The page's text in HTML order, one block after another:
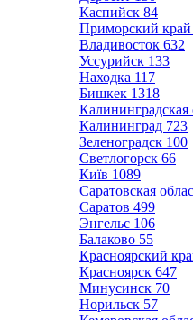
Каспийск 84
Приморский край
Владивосток 632
Уссурийск 133
Находка 117
Бишкек 1318
Калининградская
Калининград 723
Зеленоградск 100
Светлогорск 66
Київ 1089
Саратовская
Саратов 499
Энгельс 106
Балаково 55
Красноярский
Красноярск 647
Минусинск 70
Норильск 57